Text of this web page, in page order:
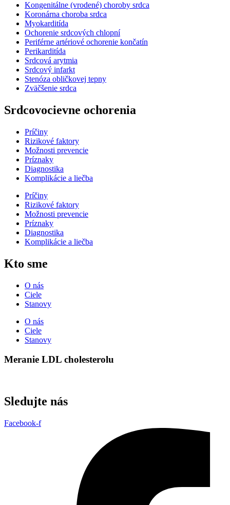
Kongenitálne (vrodené) choroby srdca
Koronárna choroba srdca
Myokarditída
Ochorenie srdcových chlopní
Periférne artériové ochorenie končatín
Perikarditída
Srdcová arytmia
Srdcový infarkt
Stenóza obličkovej tepny
Zväčšenie srdca
Srdcovocievne ochorenia
Príčiny
Rizikové faktory
Možnosti prevencie
Príznaky
Diagnostika
Komplikácie a liečba
Príčiny
Rizikové faktory
Možnosti prevencie
Príznaky
Diagnostika
Komplikácie a liečba
Kto sme
O nás
Ciele
Stanovy
O nás
Ciele
Stanovy
Meranie LDL cholesterolu
Sledujte nás
Facebook-f